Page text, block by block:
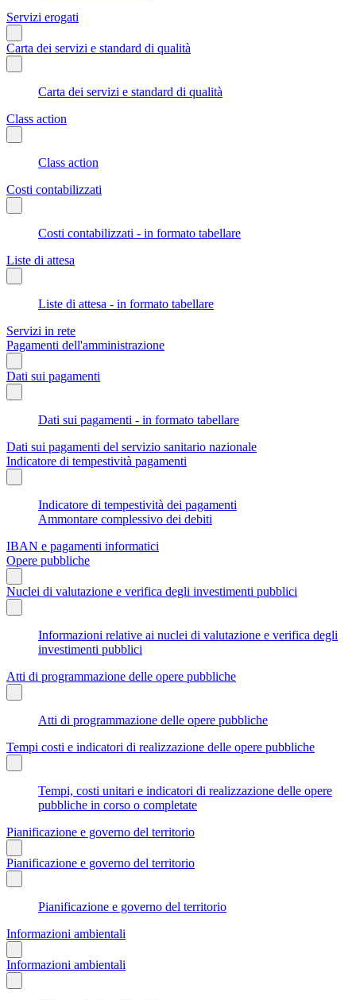
Servizi erogati
Carta dei servizi e standard di qualità
Carta dei servizi e standard di qualità
Class action
Class action
Costi contabilizzati
Costi contabilizzati - in formato tabellare
Liste di attesa
Liste di attesa - in formato tabellare
Servizi in rete
Pagamenti dell'amministrazione
Dati sui pagamenti
Dati sui pagamenti - in formato tabellare
Dati sui pagamenti del servizio sanitario nazionale
Indicatore di tempestività pagamenti
Indicatore di tempestività dei pagamenti
Ammontare complessivo dei debiti
IBAN e pagamenti informatici
Opere pubbliche
Nuclei di valutazione e verifica degli investimenti pubblici
Informazioni relative ai nuclei di valutazione e verifica degli
investimenti pubblici
Atti di programmazione delle opere pubbliche
Atti di programmazione delle opere pubbliche
Tempi costi e indicatori di realizzazione delle opere pubbliche
Tempi, costi unitari e indicatori di realizzazione delle opere
pubbliche in corso o completate
Pianificazione e governo del territorio
Pianificazione e governo del territorio
Pianificazione e governo del territorio
Informazioni ambientali
Informazioni ambientali